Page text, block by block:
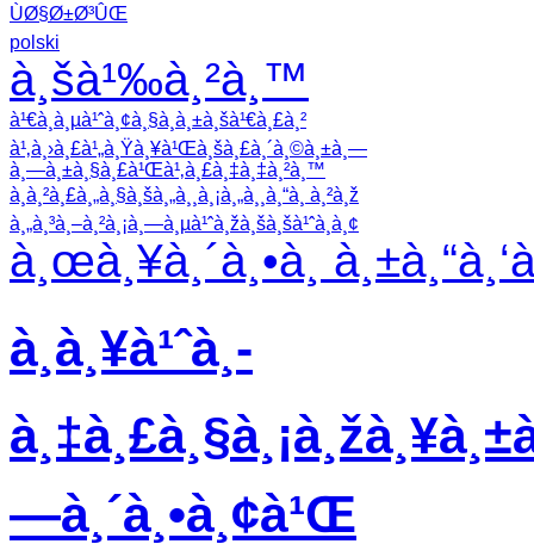
ÙØ§Ø±Ø³ÛŒ
polski
à¸šà¹‰à¸²à¸™
à¹€à¸à¸µà¹ˆà¸¢à¸§à¸à¸±à¸šà¹€à¸£à¸²
à¹‚à¸›à¸£à¹„à¸Ÿà¸¥à¹Œà¸šà¸£à¸´à¸©à¸±à¸—
à¸—à¸±à¸§à¸£à¹Œà¹‚à¸£à¸‡à¸‡à¸²à¸™
à¸à¸²à¸£à¸„à¸§à¸šà¸„à¸¸à¸¡à¸„à¸¸à¸“à¸ à¸²à¸ž
à¸„à¸³à¸–à¸²à¸¡à¸—à¸µà¹ˆà¸žà¸šà¸šà¹ˆà¸­à¸¢
à¸œà¸¥à¸´à¸•à¸
à¸à¸¥à¹ˆà¸­
—à¸´à¸•à¸¢à¹Œ